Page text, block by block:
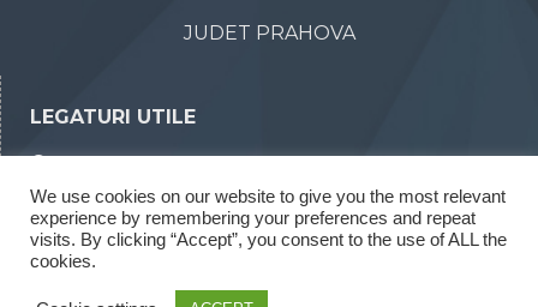
JUDET PRAHOVA
LEGATURI UTILE
Declaratii de interese
Rapoarte legea 52/2003
We use cookies on our website to give you the most relevant
experience by remembering your preferences and repeat
visits. By clicking “Accept”, you consent to the use of ALL the
cookies.